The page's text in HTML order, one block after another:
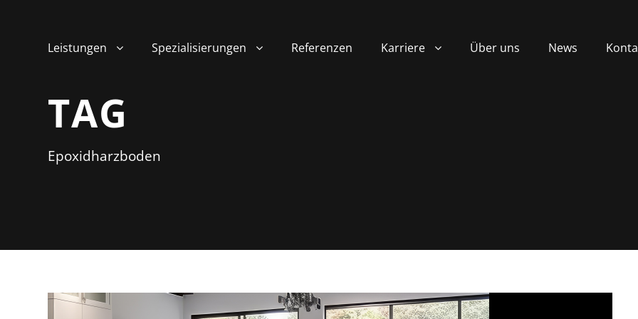
Leistungen Spezialisierungen Referenzen Karriere Über uns News
TAG
Epoxidharzboden